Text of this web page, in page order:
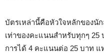
บัตรเหล่านี้คือหัวใจหลักของนั
เท่าของคะแนนสำหรับทุกๆ 25
การได้ 4 คะแนนต่อ 25 บาท